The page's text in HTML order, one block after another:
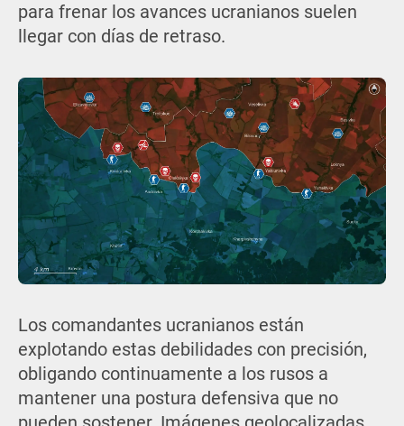
para frenar los avances ucranianos suelen
llegar con días de retraso.
Los comandantes ucranianos están
explotando estas debilidades con precisión,
obligando continuamente a los rusos a
mantener una postura defensiva que no